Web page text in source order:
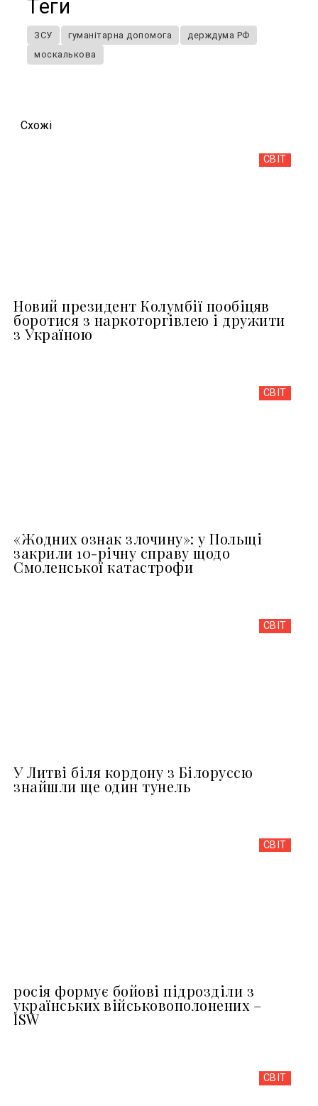
Теги
ЗСУ гуманітарна допомога
держдума РФ
москалькова
Схожi
СВІТ
Новий президент Колумбії пообіцяв
боротися з наркоторгівлею і дружити
з Україною
СВІТ
«Жодних ознак злочину»: у Польщі
закрили 10-річну справу щодо
Смоленської катастрофи
СВІТ
У Литві біля кордону з Білоруссю
знайшли ще один тунель
СВІТ
росія формує бойові підрозділи з
українських військовополонених –
ISW
СВІТ